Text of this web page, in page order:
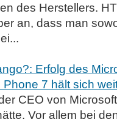
des Herstellers.
an, dass man
Erfolg des
7 hält sich
CEO von
Vor allem bei